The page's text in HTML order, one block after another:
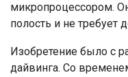
микропроцессором.
полость и не требует
Изобретение было с
дайвинга. Со